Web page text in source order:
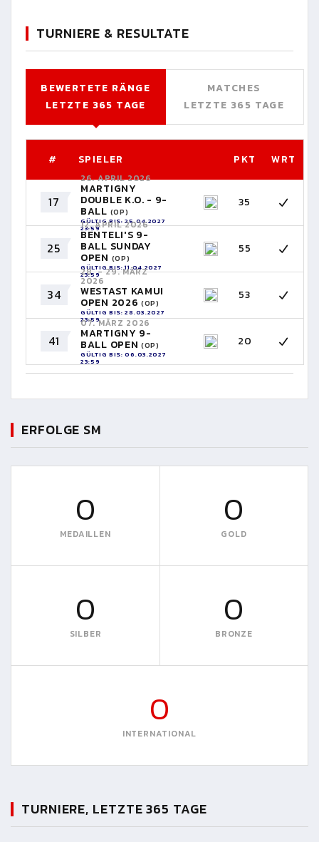
TURNIERE & RESULTATE
BEWERTETE RÄNGE
LETZTE 365 TAGE
MATCHES
LETZTE 365 TAGE
# SPIELER PKT WRT
17
26. APRIL 2026
MARTIGNY
DOUBLE K.O. - 9-
BALL (OP)
GÜLTIG BIS: 25.04.2027
23:59
35
25
12. APRIL 2026
BENTELI'S 9-
BALL SUNDAY
OPEN (OP)
GÜLTIG BIS: 11.04.2027
23:59
55
34
28. - 29. MÄRZ
2026
WESTAST KAMUI
OPEN 2026 (OP)
GÜLTIG BIS: 28.03.2027
23:59
53
41
07. MÄRZ 2026
MARTIGNY 9-
BALL OPEN (OP)
GÜLTIG BIS: 06.03.2027
23:59
20
ERFOLGE SM
0
MEDAILLEN
0
GOLD
0
SILBER
0
BRONZE
0
INTERNATIONAL
TURNIERE, LETZTE 365 TAGE